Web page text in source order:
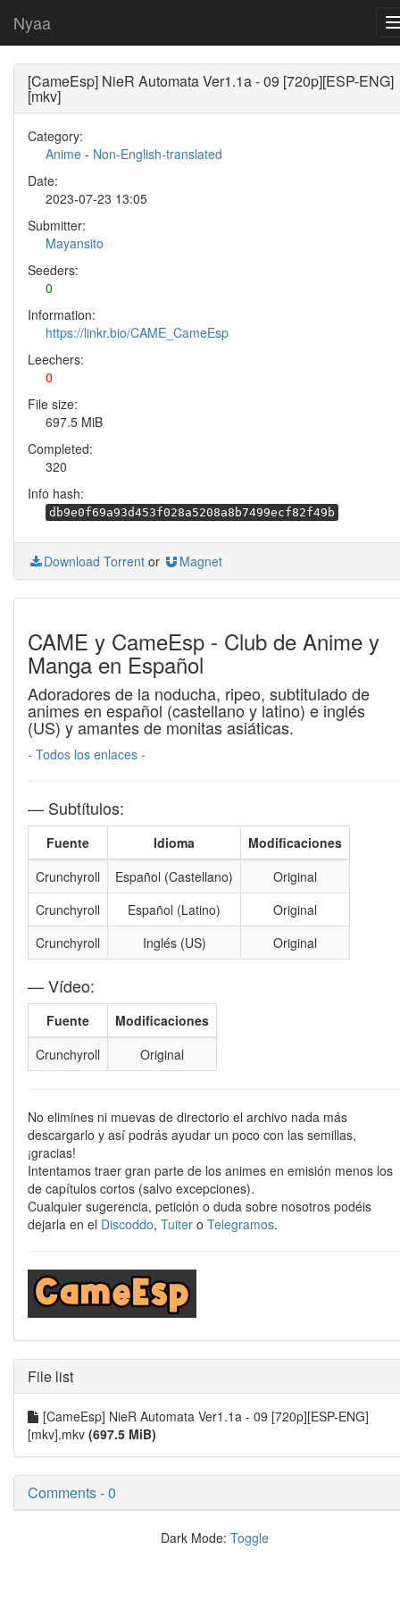
Nyaa
[CameEsp] NieR Automata Ver1.1a - 09 [720p][ESP-ENG]
[mkv]
Category:
Anime - Non-English-translated
Date:
2023-07-23 13:05
Submitter:
Mayansito
Seeders:
0
Information:
https://linkr.bio/CAME_CameEsp
Leechers:
0
File size:
697.5 MiB
Completed:
320
Info hash:
db9e0f69a93d453f028a5208a8b7499ecf82f49b
Download Torrent or Magnet
CAME y CameEsp - Club de Anime y
Manga en Español
Adoradores de la noducha, ripeo, subtitulado de
animes en español (castellano y latino) e inglés
(US) y amantes de monitas asiáticas.
- Todos los enlaces -
— Subtítulos:
Fuente Idioma
Modificaciones
Crunchyroll
Español (Castellano)
Original
Crunchyroll
Español (Latino)
Original
Crunchyroll
Inglés (US) Original
— Vídeo:
Fuente
Modificaciones
Crunchyroll
Original
No elimines ni muevas de directorio el archivo nada más
descargarlo y así podrás ayudar un poco con las semillas,
¡gracias!
Intentamos traer gran parte de los animes en emisión menos los
de capítulos cortos (salvo excepciones).
Cualquier sugerencia, petición o duda sobre nosotros podéis
dejarla en el Discoddo, Tuiter o Telegramos.
File list
[CameEsp] NieR Automata Ver1.1a - 09 [720p][ESP-ENG]
[mkv].mkv (697.5 MiB)
Comments - 0
Dark Mode: Toggle